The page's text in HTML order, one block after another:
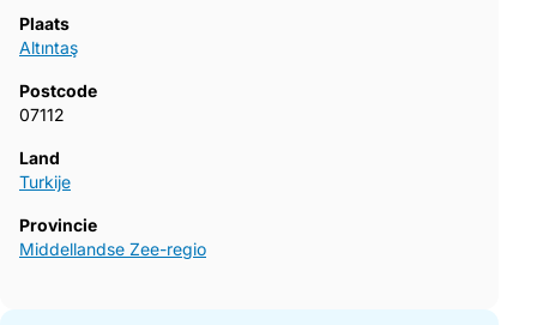
Plaats
Altıntaş
Postcode
07112
Land
Turkije
Provincie
Middellandse Zee-regio